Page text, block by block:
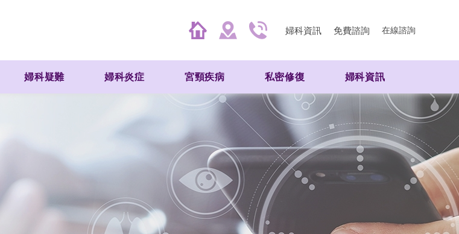
婦科資訊 免費諮詢 在線諮詢
婦科疑難 婦科炎症 宮頸疾病 私密修復 婦科資訊